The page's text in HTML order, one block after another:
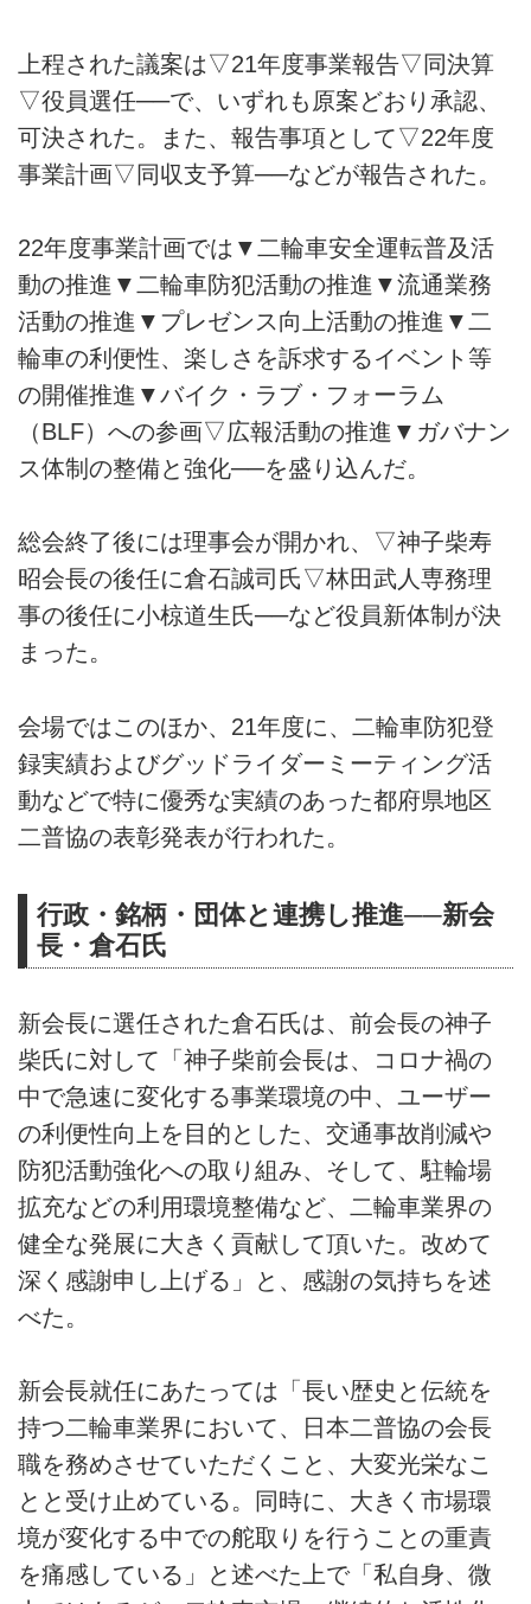
上程された議案は▽21年度事業報告▽同決算
▽役員選任──で、いずれも原案どおり承認、
可決された。また、報告事項として▽22年度
事業計画▽同収支予算──などが報告された。
22年度事業計画では▼二輪車安全運転普及活
動の推進▼二輪車防犯活動の推進▼流通業務
活動の推進▼プレゼンス向上活動の推進▼二
輪車の利便性、楽しさを訴求するイベント等
の開催推進▼バイク・ラブ・フォーラム
（BLF）への参画▽広報活動の推進▼ガバナン
ス体制の整備と強化──を盛り込んだ。
総会終了後には理事会が開かれ、▽神子柴寿
昭会長の後任に倉石誠司氏▽林田武人専務理
事の後任に小椋道生氏──など役員新体制が決
まった。
会場ではこのほか、21年度に、二輪車防犯登
録実績およびグッドライダーミーティング活
動などで特に優秀な実績のあった都府県地区
二普協の表彰発表が行われた。
行政・銘柄・団体と連携し推進──新会
長・倉石氏
新会長に選任された倉石氏は、前会長の神子
柴氏に対して「神子柴前会長は、コロナ禍の
中で急速に変化する事業環境の中、ユーザー
の利便性向上を目的とした、交通事故削減や
防犯活動強化への取り組み、そして、駐輪場
拡充などの利用環境整備など、二輪車業界の
健全な発展に大きく貢献して頂いた。改めて
深く感謝申し上げる」と、感謝の気持ちを述
べた。
新会長就任にあたっては「長い歴史と伝統を
持つ二輪車業界において、日本二普協の会長
職を務めさせていただくこと、大変光栄なこ
とと受け止めている。同時に、大きく市場環
境が変化する中での舵取りを行うことの重責
を痛感している」と述べた上で「私自身、微